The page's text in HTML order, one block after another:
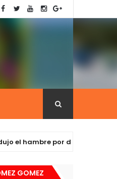
por debajo de 2,5 %
GOMEZ